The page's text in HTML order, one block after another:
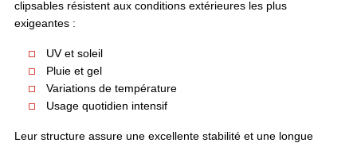
clipsables résistent aux conditions extérieures les plus
exigeantes :
UV et soleil
Pluie et gel
Variations de température
Usage quotidien intensif
Leur structure assure une excellente stabilité et une longue